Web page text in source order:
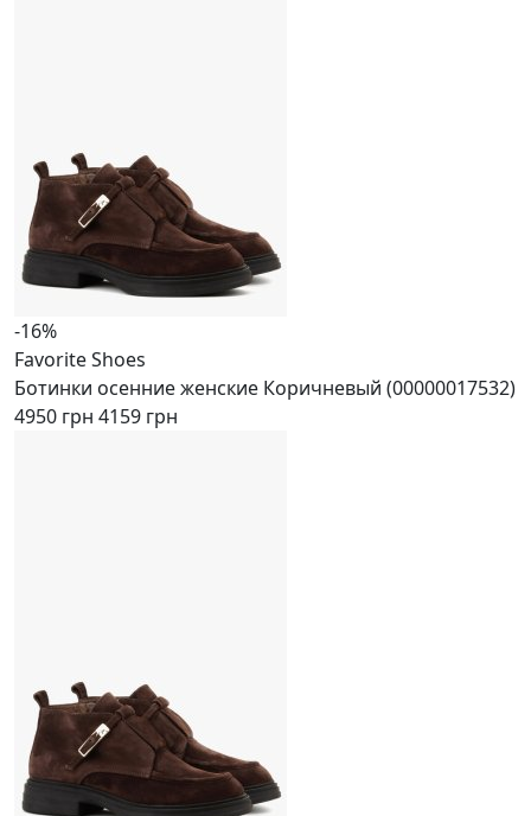
-16%
Favorite Shoes
Ботинки осенние женские Коричневый (00000017532)
4950 грн 4159 грн